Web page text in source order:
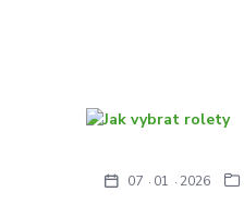
07 01 2026